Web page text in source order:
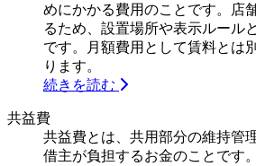
めにかかる費用のことです。店
るため、設置場所や表示ルール
です。月額費用として賃料とは
ります。
続きを読む
共益費
共益費とは、共用部分の維持管
借主が負担するお金のことです